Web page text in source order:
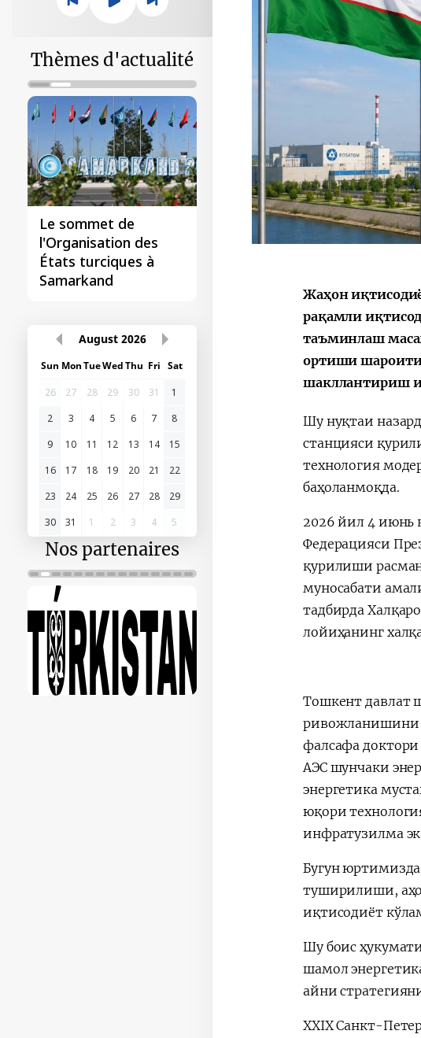
Thèmes d'actualité
Le sommet de
l'Organisation des
États turciques à
Samarkand
August 2026
Sun MonTueWedThu Fri Sat
26
27 28 29 30 31
1
2
3 4 5 6 7
8
9
10 11 12 13 14
15
16
17 18 19 20 21
22
23
24 25 26 27 28
29
30
31 1 2 3 4 5
Nos partenaires
Жаҳон
рақамли
таъминлаш
ортиши
шакллантириш
Шу нуқтаи
станцияси
технология
баҳоланмоқда.
2026 йил 4 июнь
Федерацияси
қурилиши
муносабати
тадбирда
лойиҳанинг
Тошкент давлат
ривожланишини
фалсафа
АЭС шунчаки
энергетика
юқори
инфратузилма
Бугун
туширилиши,
иқтисодиёт
Шу боис
шамол
айни
XXIX Санкт-